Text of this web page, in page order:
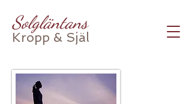
Solgläntans
Kropp & Själ